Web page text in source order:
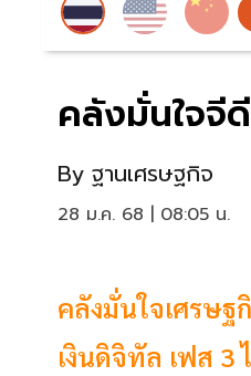
คลังมั่นใจจี
By ฐานเศรษฐกิจ
28 ม.ค. 68 | 08:05 น.
คลังมั่นใจเศรษฐ
เงินดิจิทัล เฟส 3